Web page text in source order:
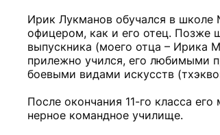
Ирик Лукманов обучался в школе
офицером, как и его отец. Позже
выпускника (моего отца – Ирика
прилежно учился, его любимыми
боевыми видами искусств
После окончания 11-го класса
нерное командное училище.